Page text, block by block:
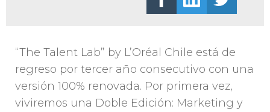
“The Talent Lab” by L’Oréal Chile está de
regreso por tercer año consecutivo con una
versión 100% renovada. Por primera vez,
viviremos una Doble Edición: Marketing y